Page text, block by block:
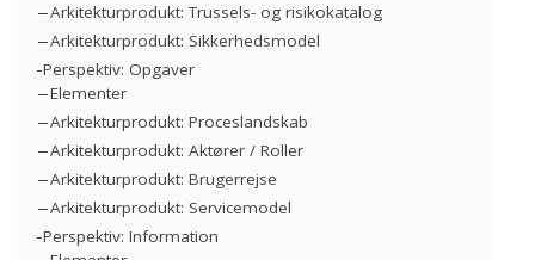
Arkitekturprodukt: Trussels- og risikokatalog
Arkitekturprodukt: Sikkerhedsmodel
Perspektiv: Opgaver
Elementer
Arkitekturprodukt: Proceslandskab
Arkitekturprodukt: Aktører / Roller
Arkitekturprodukt: Brugerrejse
Arkitekturprodukt: Servicemodel
Perspektiv: Information